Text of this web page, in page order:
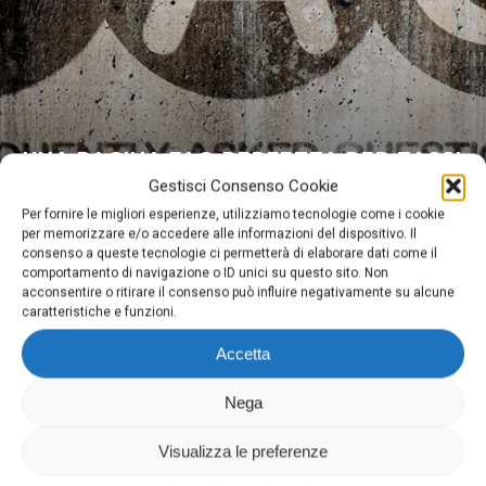
Gestisci Consenso Cookie
Per fornire le migliori esperienze, utilizziamo tecnologie come i cookie
per memorizzare e/o accedere alle informazioni del dispositivo. Il
consenso a queste tecnologie ci permetterà di elaborare dati come il
comportamento di navigazione o ID unici su questo sito. Non
acconsentire o ritirare il consenso può influire negativamente su alcune
caratteristiche e funzioni.
Accetta
Nega
Visualizza le preferenze
UNA PAGINA FAQ PERFETTA PER TASSI
DI CONVERSIONE PIÙ ELEVATI
P.Iva 03026150981